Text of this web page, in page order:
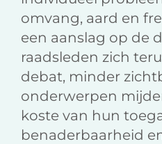
omvang, aard en
een aanslag op de
raadsleden zich
debat, minder
onderwerpen
koste van hun
benaderbaarheid